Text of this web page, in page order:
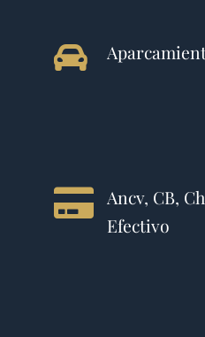
Ancv, CB,
Efectivo